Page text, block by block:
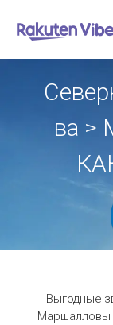
ва >
Выгодные
Маршалловы